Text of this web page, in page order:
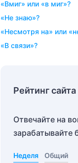
«вмиг» или «в миг»?
«не знаю»?
«несмотря на» или
«в связи»?
Рейтинг сайта
Отвечайте на
зарабатывайте
Неделя Общий